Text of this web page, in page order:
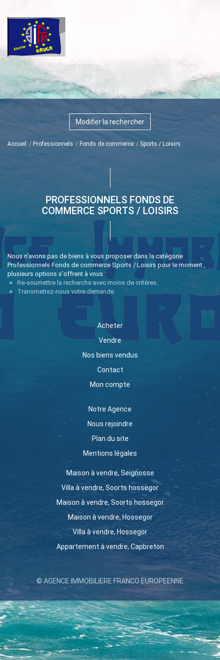
Modifier la rechercher
Accueil Professionnels Fonds de commerce Sports / Loisirs
PROFESSIONNELS FONDS DE
COMMERCE SPORTS / LOISIRS
Nous n'avons pas de biens à vous proposer dans la catégorie
Professionnels Fonds de commerce Sports / Loisirs pour le moment ,
plusieurs options s'offrent à vous :
Re-soumettre la recherche avec moins de critères.
Transmettez-nous votre demande
Acheter
Vendre
Nos biens vendus
Contact
Mon compte
Notre Agence
Nous rejoindre
Plan du site
Mentions légales
Maison à vendre, Seignosse
Villa à vendre, Soorts hossegor
Maison à vendre, Soorts hossegor
Maison à vendre, Hossegor
Villa à vendre, Hossegor
Appartement à vendre, Capbreton
© AGENCE IMMOBILIERE FRANCO EUROPEENNE